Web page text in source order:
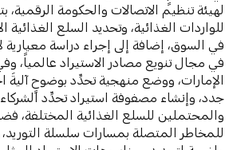
لهيئة تنظيم الاتصالات والحكومة الرقمية،
للواردات الغذائية، وتحديد السلع الغذائية
في السوق، إضافة إلى إجراء دراسة
في مجال تنويع مصادر الاستيراد عالمياً،
الإمارات، ووضع منهجية تحدِّد بوضوحٍ آليةَ
جدد، وإنشاء مصفوفة استيراد تحدِّد الشركاء
والمحتملين للسلع الغذائية المختلفة،
للمخاطر المتصلة بمسارات سلسلة التوريد،